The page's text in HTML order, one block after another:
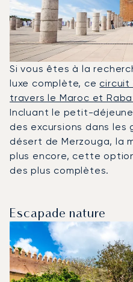
Si vous êtes à la
luxe complète, ce circuit
travers le Maroc et
Incluant le petit-
des excursions dans les
désert de Merzouga, la
plus encore, cette
des plus complètes.
Escapade nature